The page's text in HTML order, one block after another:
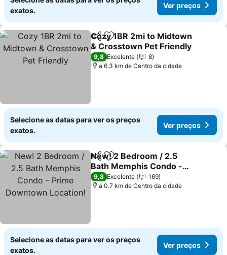
exatos.
Ver preços
PartilharAdicionar aos favoritos
Cozy 1BR 2mi to Midtown
& Crosstown Pet Friendly
Ver preços
9,8 Excelente
8
a 6.3 km de Centro da cidade
Selecione as datas para ver os preços
exatos.
Ver preços
PartilharAdicionar aos favoritos
New! 2 Bedroom / 2.5
Bath Memphis Condo -
Prime Downtown
Location!
Ver preços
9,8 Excelente
169
a 0.7 km de Centro da cidade
Selecione as datas para ver os preços
exatos.
Ver preços